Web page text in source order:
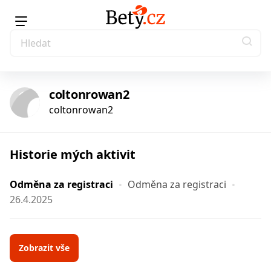
coltonrowan2
coltonrowan2
Historie mých aktivit
Odměna za registraci
Odměna za registraci
26.4.2025
Zobrazit vše